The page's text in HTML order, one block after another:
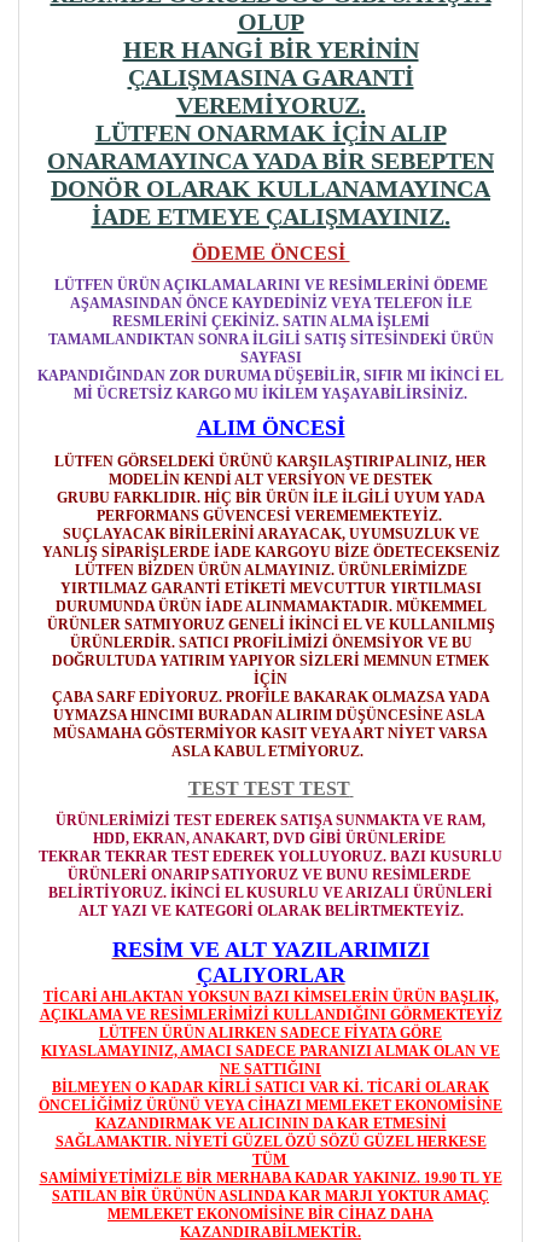
OLUP
HER HANGİ BİR YERİNİN
ÇALIŞMASINA GARANTİ
VEREMİYORUZ.
LÜTFEN ONARMAK İÇİN ALIP
ONARAMAYINCA YADA BİR SEBEPTEN
DONÖR OLARAK KULLANAMAYINCA
İADE ETMEYE ÇALIŞMAYINIZ.
ÖDEME ÖNCESİ
LÜTFEN ÜRÜN AÇIKLAMALARINI VE RESİMLERİNİ ÖDEME
AŞAMASINDAN ÖNCE KAYDEDİNİZ VEYA TELEFON İLE
RESMLERİNİ ÇEKİNİZ. SATIN ALMA İŞLEMİ
TAMAMLANDIKTAN SONRA İLGİLİ SATIŞ SİTESİNDEKİ ÜRÜN
SAYFASI
KAPANDIĞINDAN ZOR DURUMA DÜŞEBİLİR, SIFIR MI İKİNCİ EL
Mİ ÜCRETSİZ KARGO MU İKİLEM YAŞAYABİLİRSİNİZ.
ALIM ÖNCESİ
LÜTFEN GÖRSELDEKİ ÜRÜNÜ KARŞILAŞTIRIP ALINIZ, HER
MODELİN KENDİ ALT VERSİYON VE DESTEK
GRUBU FARKLIDIR. HİÇ BİR ÜRÜN İLE İLGİLİ UYUM YADA
PERFORMANS GÜVENCESİ VEREMEMEKTEYİZ.
SUÇLAYACAK BİRİLERİNİ ARAYACAK, UYUMSUZLUK VE
YANLIŞ SİPARİŞLERDE İADE KARGOYU BİZE ÖDETECEKSENİZ
LÜTFEN BİZDEN ÜRÜN ALMAYINIZ. ÜRÜNLERİMİZDE
YIRTILMAZ GARANTİ ETİKETİ MEVCUTTUR YIRTILMASI
DURUMUNDA ÜRÜN İADE ALINMAMAKTADIR. MÜKEMMEL
ÜRÜNLER SATMIYORUZ GENELİ İKİNCİ EL VE KULLANILMIŞ
ÜRÜNLERDİR. SATICI PROFİLİMİZİ ÖNEMSİYOR VE BU
DOĞRULTUDA YATIRIM YAPIYOR SİZLERİ MEMNUN ETMEK
İÇİN
ÇABA SARF EDİYORUZ. PROFİLE BAKARAK OLMAZSA YADA
UYMAZSA HINCIMI BURADAN ALIRIM DÜŞÜNCESİNE ASLA
MÜSAMAHA GÖSTERMİYOR KASIT VEYA ART NİYET VARSA
ASLA KABUL ETMİYORUZ.
TEST TEST TEST
ÜRÜNLERİMİZİ TEST EDEREK SATIŞA SUNMAKTA VE RAM,
HDD, EKRAN, ANAKART, DVD GİBİ ÜRÜNLERİDE
TEKRAR TEKRAR TEST EDEREK YOLLUYORUZ. BAZI KUSURLU
ÜRÜNLERİ ONARIP SATIYORUZ VE BUNU RESİMLERDE
BELİRTİYORUZ. İKİNCİ EL KUSURLU VE ARIZALI ÜRÜNLERİ
ALT YAZI VE KATEGORİ OLARAK BELİRTMEKTEYİZ.
RESİM VE ALT YAZILARIMIZI
ÇALIYORLAR
TİCARİ AHLAKTAN YOKSUN BAZI KİMSELERİN ÜRÜN BAŞLIK,
AÇIKLAMA VE RESİMLERİMİZİ KULLANDIĞINI GÖRMEKTEYİZ
LÜTFEN ÜRÜN ALIRKEN SADECE FİYATA GÖRE
KIYASLAMAYINIZ, AMACI SADECE PARANIZI ALMAK OLAN VE
NE SATTIĞINI
BİLMEYEN O KADAR KİRLİ SATICI VAR Kİ. TİCARİ OLARAK
ÖNCELİĞİMİZ ÜRÜNÜ VEYA CİHAZI MEMLEKET EKONOMİSİNE
KAZANDIRMAK VE ALICININ DA KAR ETMESİNİ
SAĞLAMAKTIR. NİYETİ GÜZEL ÖZÜ SÖZÜ GÜZEL HERKESE
TÜM
SAMİMİYETİMİZLE BİR MERHABA KADAR YAKINIZ. 19.90 TL YE
SATILAN BİR ÜRÜNÜN ASLINDA KAR MARJI YOKTUR AMAÇ
MEMLEKET EKONOMİSİNE BİR CİHAZ DAHA
KAZANDIRABİLMEKTİR.